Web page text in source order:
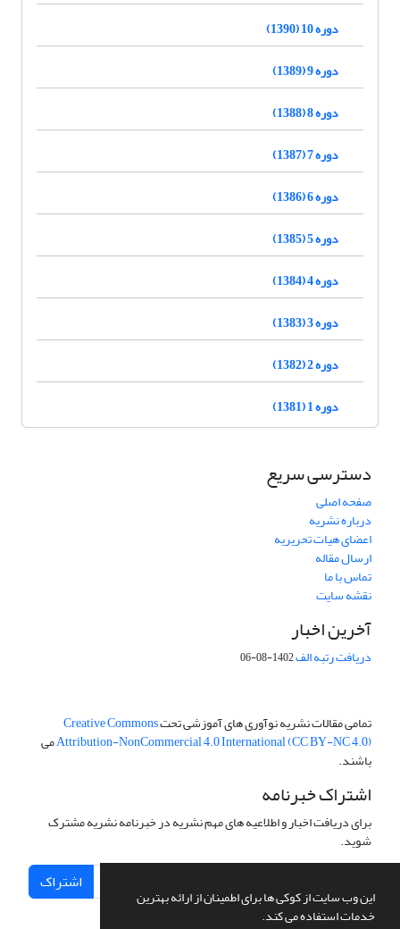
این وب سایت از کوکی ها برای اطمینان از ارائه بهترین
خدمات استفاده می کند.
دوره 10 (1390)
دوره 9 (1389)
دوره 8 (1388)
دوره 7 (1387)
دوره 6 (1386)
دوره 5 (1385)
دوره 4 (1384)
دوره 3 (1383)
دوره 2 (1382)
دوره 1 (1381)
دسترسی سریع
صفحه اصلی
درباره نشریه
اعضای هیات تحریریه
ارسال مقاله
تماس با ما
نقشه سایت
آخرین اخبار
دریافت رتبه الف1402-08-06
تمامی مقالات نشریه نوآوری های آموزشی تحتCreative Commons
Attribution-NonCommercial 4.0 International (CC BY-NC 4.0)می
باشند.
اشتراک خبرنامه
برای دریافت اخبار و اطلاعیه های مهم نشریه در خبرنامه نشریه مشترک
شوید.
اشتراک